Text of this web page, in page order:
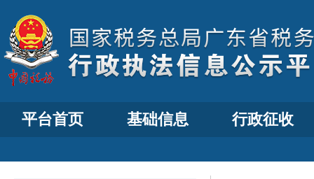
平台首页 基础信息 行政征收